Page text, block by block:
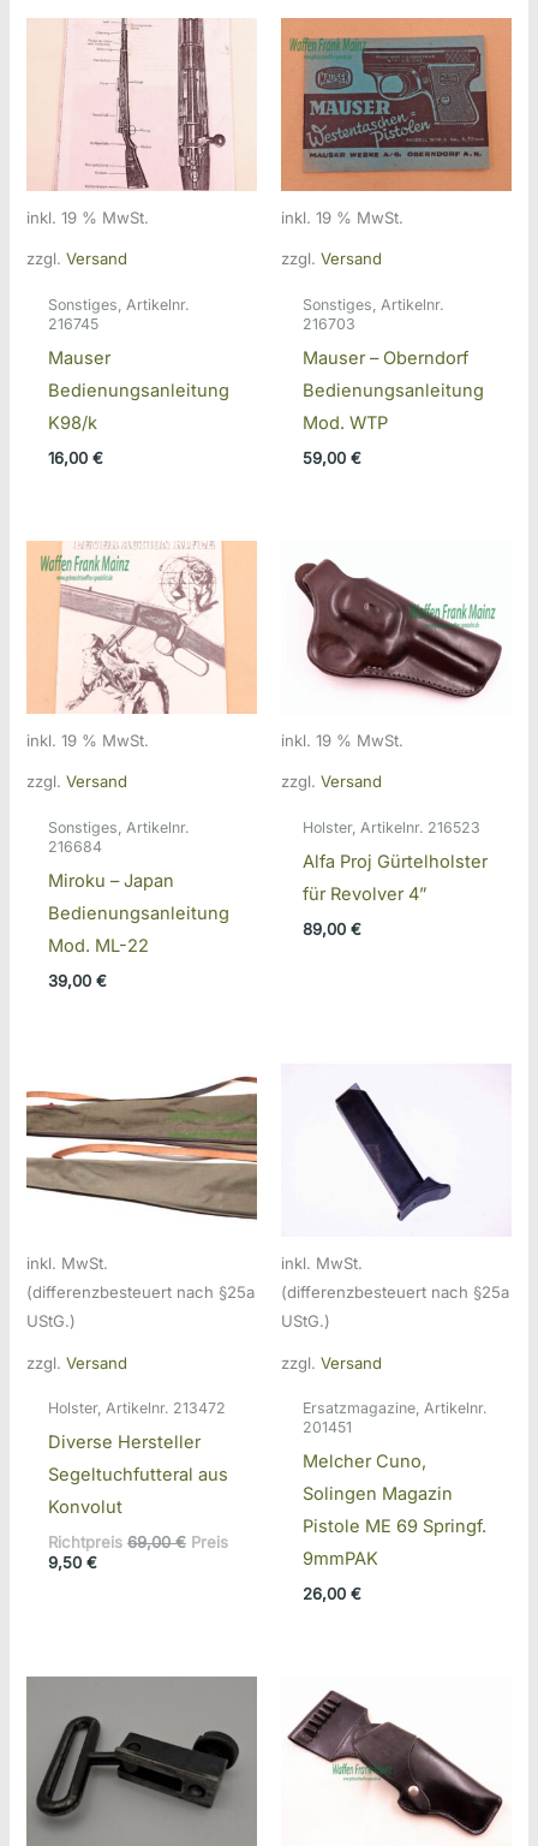
inkl. 19 % MwSt.
zzgl.Versand
Sonstiges, Artikelnr.
216745
Mauser
Bedienungsanleitung
K98/k
16,00 €
inkl. 19 % MwSt.
zzgl. Versand
Sonstiges, Artikelnr.
216703
Mauser – Oberndorf
Bedienungsanleitung
Mod. WTP
59,00 €
inkl. 19 % MwSt.
zzgl.Versand
Sonstiges, Artikelnr.
216684
Miroku – Japan
Bedienungsanleitung
Mod. ML-22
39,00 €
inkl. 19 % MwSt.
zzgl. Versand
Holster, Artikelnr. 216523
Alfa Proj Gürtelholster
für Revolver 4”
89,00 €
inkl. MwSt.
(differenzbesteuert nach §25a
UStG.)
zzgl.Versand
Holster, Artikelnr. 213472
Diverse Hersteller
Segeltuchfutteral aus
Konvolut
Richtpreis 69,00€ Ursprünglicher
Preis
9,50 €Aktueller
inkl. MwSt.
(differenzbesteuert nach §25a
UStG.)
zzgl. Versand
Ersatzmagazine, Artikelnr.
201451
Melcher Cuno,
Solingen Magazin
Pistole ME 69 Springf.
9mmPAK
26,00 €